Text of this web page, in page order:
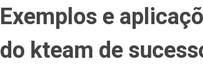
Exemplos e
do kteam de